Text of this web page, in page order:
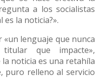
a los socialistas
es la noticia?».
«un lenguaje que nunca
que impacte»,
noticia es una retahíla
puro relleno al servicio